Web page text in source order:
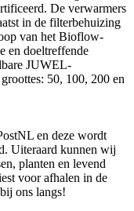
De verwarmers
in de filterbehuizing
van het Bioflow-
en doeltreffende
JUWEL-
50, 100, 200 en
en deze wordt
Uiteraard kunnen wij
planten en levend
voor afhalen in de
ons langs!